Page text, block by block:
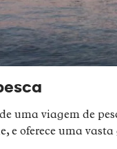
uma viagem de
oferece uma